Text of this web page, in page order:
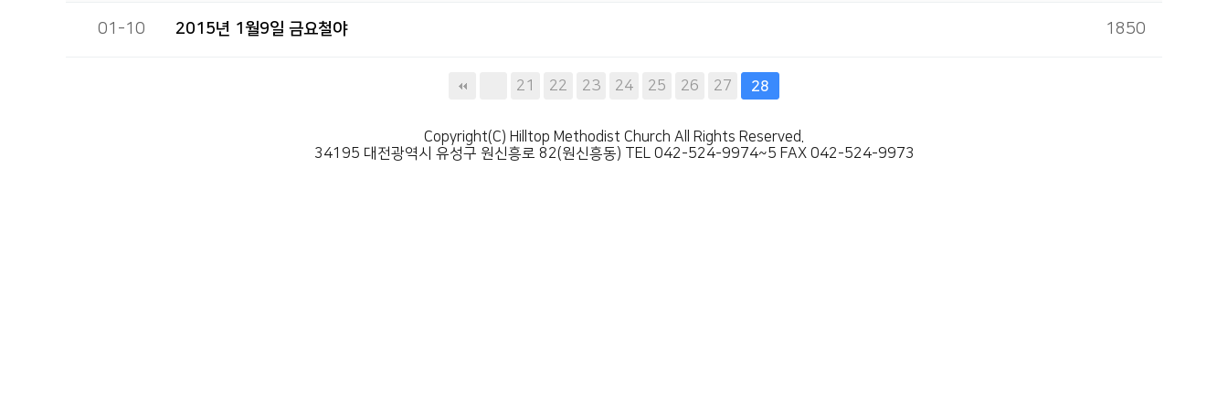
01-10 2015년 1월9일 금요철야 1850
21 22 23 24 25 26 27 28
Copyright(C) Hilltop Methodist Church All Rights Reserved.
34195 대전광역시 유성구 원신흥로 82(원신흥동) TEL 042-524-9974~5 FAX 042-524-9973